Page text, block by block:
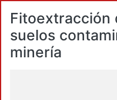
Fitoextracción
suelos
minería